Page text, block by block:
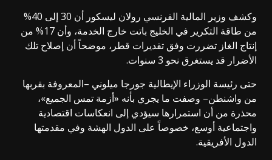
وكشف وزير المالية الفرنسي رولان ليسكور أن 30 إلى 40%
من طاقة التكرير في الخليج باتت خارج الخدمة، وأن 17% من
إنتاج الغاز تضررت وفق تقديرات قطر، موضحاً أن إصلاح تلك
الأضرار قد يستغرق نحو 3 سنوات.
حتى رئيسة الوزراء الإيطالية جورجا ميلوني –المعروفة بقربها
من واشنطن– وصفت ما يجري بأنه «أزمة تمس الجميع»،
محذرة من أن استمرارها سيؤدي إلى انعكاسات اقتصادية
واجتماعية أوسع، خصوصاً على الدول الهشة وفي مقدمتها
الدول الأفريقية.